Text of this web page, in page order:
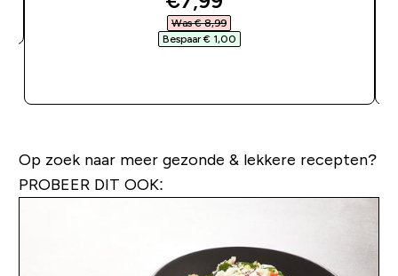
Was € 8,99‎
Bespaar € 1,00‎
Op zoek naar meer gezonde & lekkere recepten?
PROBEER DIT OOK: